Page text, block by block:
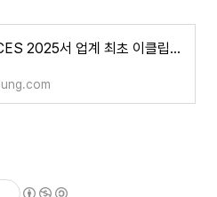
삼성전자, CES 2025서 업계 최초 이클립사 오디오 기술 탑재한 TV 공개